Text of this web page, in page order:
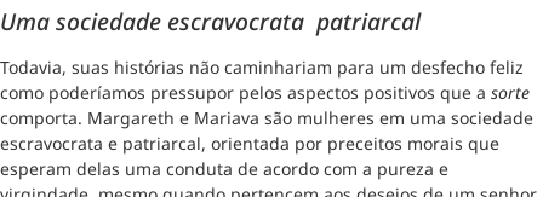
Uma sociedade escravocrata patriarcal
Todavia, suas histórias não caminhariam para um desfecho feliz
como poderíamos pressupor pelos aspectos positivos que a sorte
comporta. Margareth e Mariava são mulheres em uma sociedade
escravocrata e patriarcal, orientada por preceitos morais que
esperam delas uma conduta de acordo com a pureza e